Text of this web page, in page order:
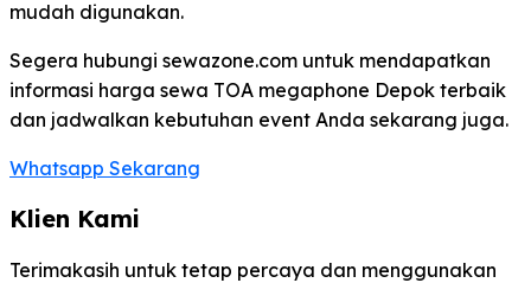
mudah digunakan.
Segera hubungi sewazone.com untuk mendapatkan
informasi harga sewa TOA megaphone Depok terbaik
dan jadwalkan kebutuhan event Anda sekarang juga.
Whatsapp Sekarang
Klien Kami
Terimakasih untuk tetap percaya dan menggunakan